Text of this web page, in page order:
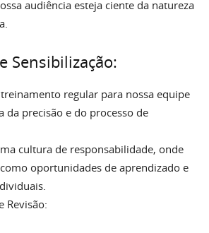
audiência esteja ciente da natureza
Sensibilização:
regular para nossa equipe
da precisão e do processo de
cultura de responsabilidade, onde
oportunidades de aprendizado e
Revisão: